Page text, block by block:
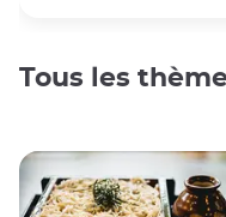
Tous les